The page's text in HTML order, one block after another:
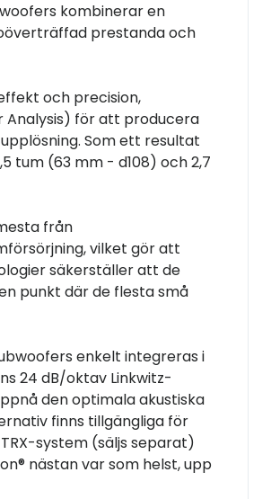
kombinerar en
prestanda och
och precision,
Analysis) för att producera
Som ett resultat
tum (63 mm - d108) och 2,7
från
vilket gör att
säkerställer att de
punkt där de flesta små
enkelt integreras i
24 dB/oktav Linkwitz-
den optimala akustiska
finns tillgängliga för
system (säljs separat)
nästan var som helst, upp